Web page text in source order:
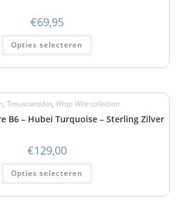
€69,95
Opties selecteren
, Trouwsieraden, Wrap Wire collection
B6 – Hubei Turquoise – Sterling Zilver
€129,00
Opties selecteren